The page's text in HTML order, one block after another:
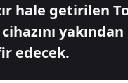
hale getirilen
edecek.